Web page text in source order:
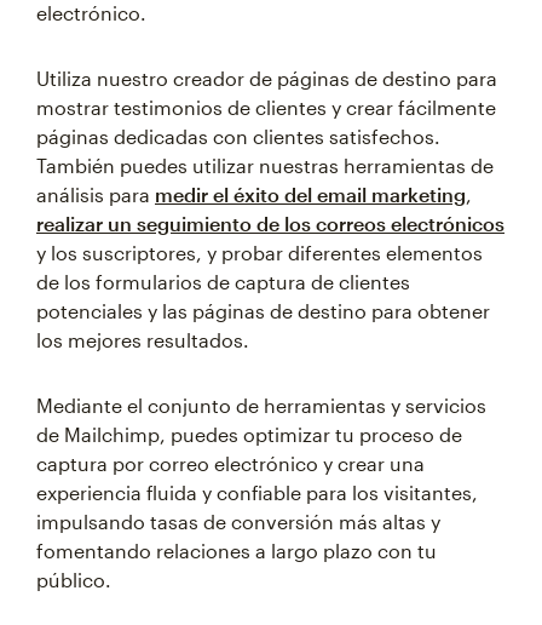
electrónico.
Utiliza nuestro creador de páginas de destino para
mostrar testimonios de clientes y crear fácilmente
páginas dedicadas con clientes satisfechos.
También puedes utilizar nuestras herramientas de
análisis para medir el éxito del email marketing,
realizar un seguimiento de los correos electrónicos
y los suscriptores, y probar diferentes elementos
de los formularios de captura de clientes
potenciales y las páginas de destino para obtener
los mejores resultados.
Mediante el conjunto de herramientas y servicios
de Mailchimp, puedes optimizar tu proceso de
captura por correo electrónico y crear una
experiencia fluida y confiable para los visitantes,
impulsando tasas de conversión más altas y
fomentando relaciones a largo plazo con tu
público.